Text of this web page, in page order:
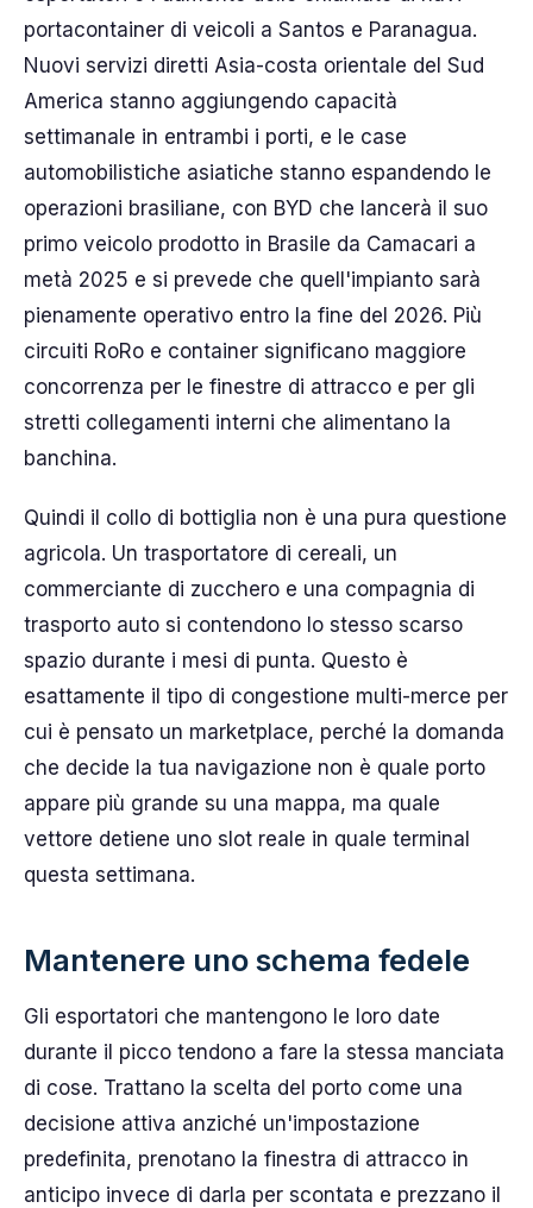
portacontainer di veicoli a Santos e Paranagua.
Nuovi servizi diretti Asia-costa orientale del Sud
America stanno aggiungendo capacità
settimanale in entrambi i porti, e le case
automobilistiche asiatiche stanno espandendo le
operazioni brasiliane, con BYD che lancerà il suo
primo veicolo prodotto in Brasile da Camacari a
metà 2025 e si prevede che quell'impianto sarà
pienamente operativo entro la fine del 2026. Più
circuiti RoRo e container significano maggiore
concorrenza per le finestre di attracco e per gli
stretti collegamenti interni che alimentano la
banchina.
Quindi il collo di bottiglia non è una pura questione
agricola. Un trasportatore di cereali, un
commerciante di zucchero e una compagnia di
trasporto auto si contendono lo stesso scarso
spazio durante i mesi di punta. Questo è
esattamente il tipo di congestione multi-merce per
cui è pensato un marketplace, perché la domanda
che decide la tua navigazione non è quale porto
appare più grande su una mappa, ma quale
vettore detiene uno slot reale in quale terminal
questa settimana.
Mantenere uno schema fedele
Gli esportatori che mantengono le loro date
durante il picco tendono a fare la stessa manciata
di cose. Trattano la scelta del porto come una
decisione attiva anziché un'impostazione
predefinita, prenotano la finestra di attracco in
anticipo invece di darla per scontata e prezzano il